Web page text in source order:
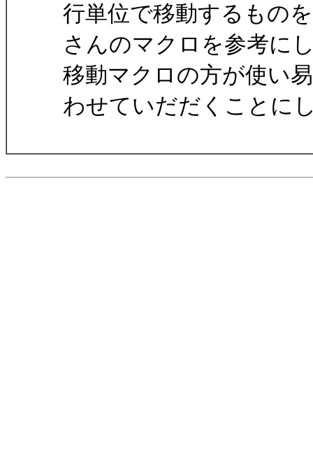
行単位で移動するもの
さんのマクロを参考に
移動マクロの方が使い
わせていだだくことに